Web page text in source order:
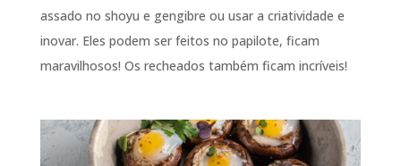
assado no shoyu e gengibre ou usar a criatividade e
inovar. Eles podem ser feitos no papilote, ficam
maravilhosos! Os recheados também ficam incríveis!